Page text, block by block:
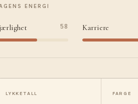
ENERGI
58 Karriere
LYKKETALL FARGE